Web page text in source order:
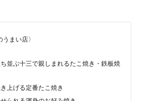
うまい店〉
並ぶ十三で親しまれるたこ焼き・鉄板焼
上げる定番たこ焼き